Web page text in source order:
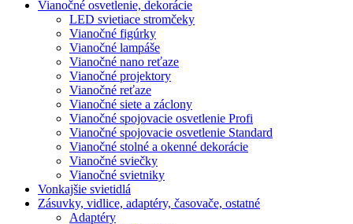
Vianočné osvetlenie, dekorácie
LED svietiace stromčeky
Vianočné figúrky
Vianočné lampáše
Vianočné nano reťaze
Vianočné projektory
Vianočné reťaze
Vianočné siete a záclony
Vianočné spojovacie osvetlenie Profi
Vianočné spojovacie osvetlenie Standard
Vianočné stolné a okenné dekorácie
Vianočné sviečky
Vianočné svietniky
Vonkajšie svietidlá
Zásuvky, vidlice, adaptéry, časovače, ostatné
Adaptéry